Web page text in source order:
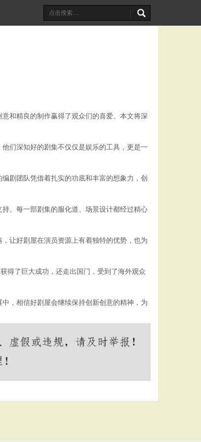
和精良的制作赢得了观众们的喜爱。本文将深
们深知好的剧集不仅仅是娱乐的工具，更是一
剧团队凭借着扎实的功底和丰富的想象力，创
。每一部剧集的服化道、场景设计都经过精心
让好剧屋在演员资源上有着独特的优势，也为
得了巨大成功，还走出国门，受到了海外观众
，相信好剧屋会继续保持创新创意的精神，为